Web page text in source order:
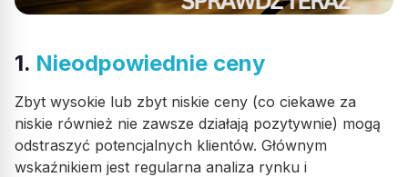
1. Nieodpowiednie ceny
Zbyt wysokie lub zbyt niskie ceny (co ciekawe za
niskie również nie zawsze działają pozytywnie) mogą
odstraszyć potencjalnych klientów. Głównym
wskaźnikiem jest regularna analiza rynku i